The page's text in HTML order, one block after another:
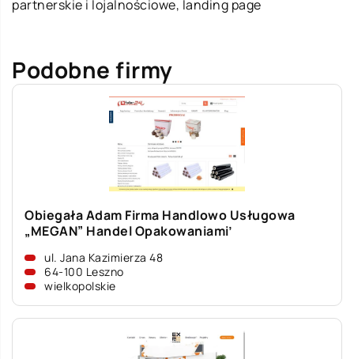
partnerskie i lojalnościowe, landing page
Podobne firmy
Obiegała Adam Firma Handlowo Usługowa
„MEGAN” Handel Opakowaniami’
ul. Jana Kazimierza 48
64-100 Leszno
wielkopolskie